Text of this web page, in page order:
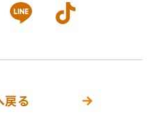
戻る